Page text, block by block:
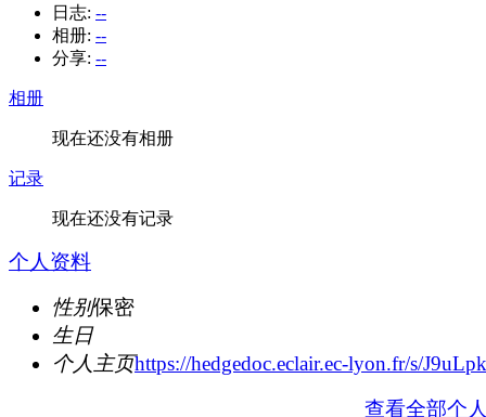
日志: --
相册: --
分享: --
相册
现在还没有相册
记录
现在还没有记录
个人资料
性别保密
生日
个人主页https://hedgedoc.eclair.ec-lyon.fr/s/
查看全部个